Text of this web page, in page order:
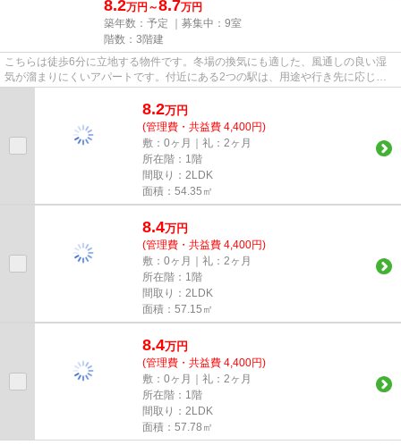
8.2万円～8.7万円
築年数：予定 ｜募集中： 9室
階数：3階建
こちらは徒歩6分に立地する物件です。冬場の換気にも適した、風通しの良い湿
気が溜まりにくいアパートです。付近にある2つの駅は、用途や行き先に応じて
使い分けることができます。こ...
8.2万円
(管理費・共益費 4,400円)
敷：0ヶ月｜礼：2ヶ月
所在階：1階
間取り：2LDK
面積：54.35㎡
8.4万円
(管理費・共益費 4,400円)
敷：0ヶ月｜礼：2ヶ月
所在階：1階
間取り：2LDK
面積：57.15㎡
8.4万円
(管理費・共益費 4,400円)
敷：0ヶ月｜礼：2ヶ月
所在階：1階
間取り：2LDK
面積：57.78㎡